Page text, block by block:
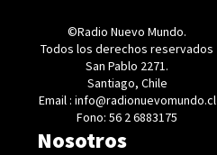
©Radio Nuevo Mundo.
Todos los derechos reservados
San Pablo 2271.
Santiago, Chile
Email : info@radionuevomundo.cl
Fono: 56 2 6883175
Nosotros